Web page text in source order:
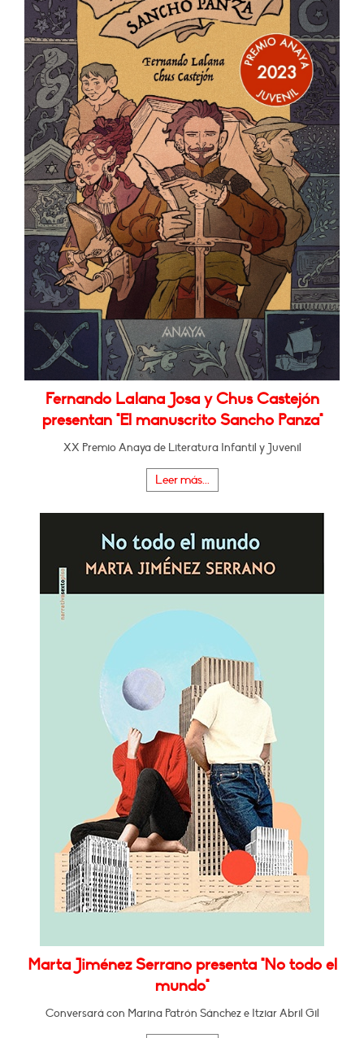
Fernando Lalana Josa y Chus Castejón
presentan "El manuscrito Sancho Panza"
XX Premio Anaya de Literatura Infantil y Juvenil
Leer más...
Marta Jiménez Serrano presenta "No todo el
mundo"
Conversará con Marina Patrón Sánchez e Itziar Abril Gil